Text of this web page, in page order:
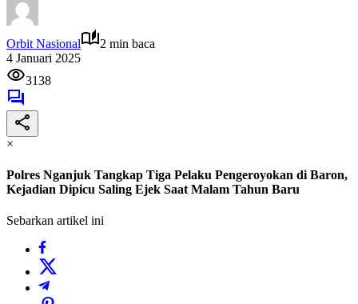
Orbit Nasional
2 min baca
4 Januari 2025
3138
×
Polres Nganjuk Tangkap Tiga Pelaku Pengeroyokan di Baron,
Kejadian Dipicu Saling Ejek Saat Malam Tahun Baru
Sebarkan artikel ini